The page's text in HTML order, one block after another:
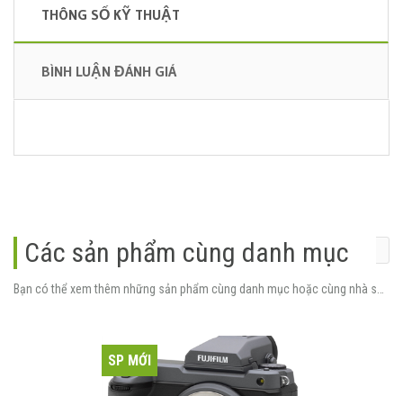
THÔNG SỐ KỸ THUẬT
BÌNH LUẬN ĐÁNH GIÁ
Các sản phẩm cùng danh mục
SP MỚI